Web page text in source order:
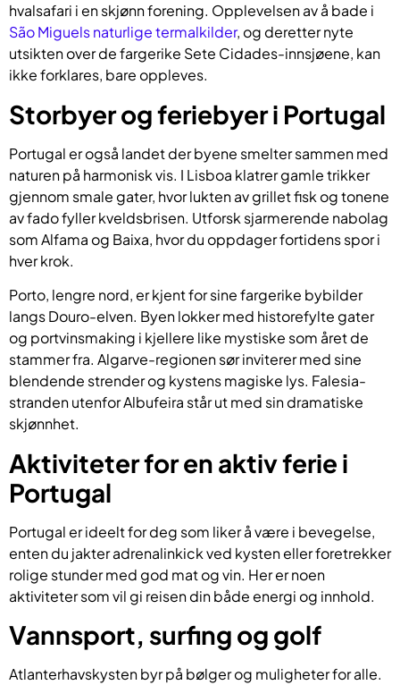
hvalsafari i en skjønn forening. Opplevelsen av å bade i
São Miguels naturlige termalkilder, og deretter nyte
utsikten over de fargerike Sete Cidades-innsjøene, kan
ikke forklares, bare oppleves.
Storbyer og feriebyer i Portugal
Portugal er også landet der byene smelter sammen med
naturen på harmonisk vis. I Lisboa klatrer gamle trikker
gjennom smale gater, hvor lukten av grillet fisk og tonene
av fado fyller kveldsbrisen. Utforsk sjarmerende nabolag
som Alfama og Baixa, hvor du oppdager fortidens spor i
hver krok.
Porto, lengre nord, er kjent for sine fargerike bybilder
langs Douro-elven. Byen lokker med historefylte gater
og portvinsmaking i kjellere like mystiske som året de
stammer fra. Algarve-regionen sør inviterer med sine
blendende strender og kystens magiske lys. Falesia-
stranden utenfor Albufeira står ut med sin dramatiske
skjønnhet.
Aktiviteter for en aktiv ferie i
Portugal
Portugal er ideelt for deg som liker å være i bevegelse,
enten du jakter adrenalinkick ved kysten eller foretrekker
rolige stunder med god mat og vin. Her er noen
aktiviteter som vil gi reisen din både energi og innhold.
Vannsport, surfing og golf
Atlanterhavskysten byr på bølger og muligheter for alle.